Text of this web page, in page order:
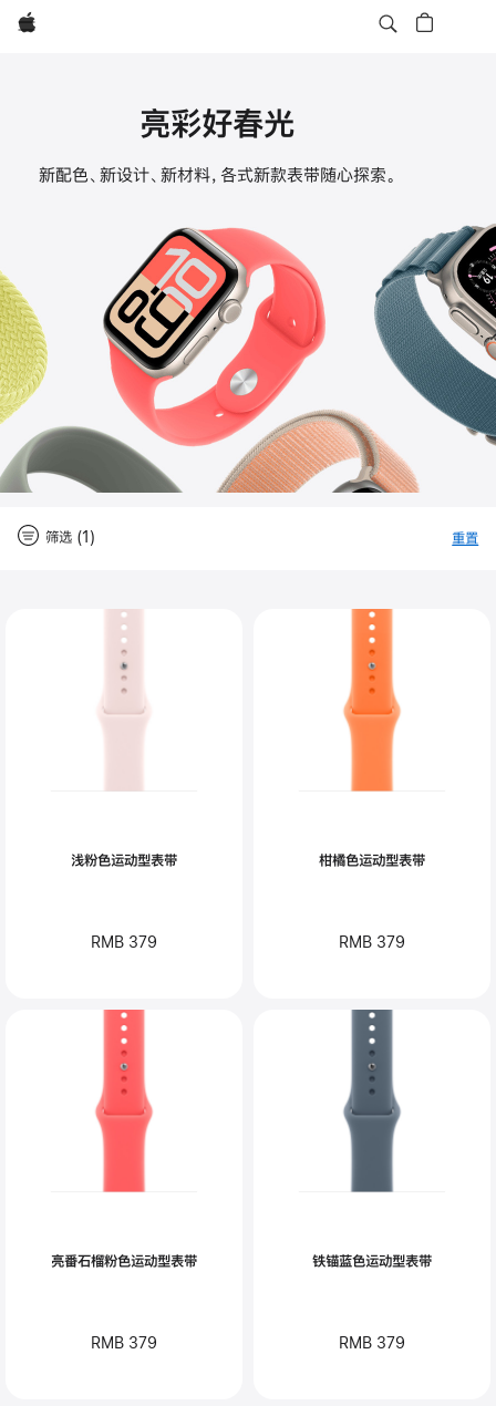
Apple
Apple
带
亮彩好春光
新配色、新设计、新材料，各式新款表带随心探索。
筛选 (1) 重置
浅粉色运动型表带
RMB 379
柑橘色运动型表带
RMB 379
亮番石榴粉色运动型表带
RMB 379
铁锚蓝色运动型表带
RMB 379